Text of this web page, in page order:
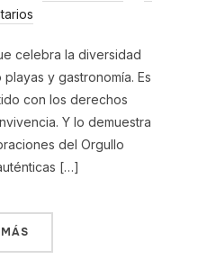
celebra la diversidad
y gastronomía. Es
con los derechos
Y lo demuestra
del Orgullo
[…]